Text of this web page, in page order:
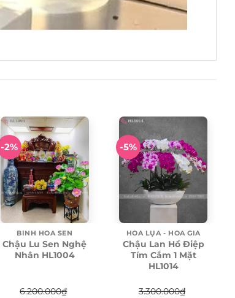
-2%
BÌNH HOA SEN
Chậu Lu Sen Nghệ
Nhân HL1004
6.200.000₫
-5%
HOA LỤA - HOA GIẢ
Chậu Lan Hồ Điệp
Tím Cắm 1 Mặt
HL1014
3.300.000₫